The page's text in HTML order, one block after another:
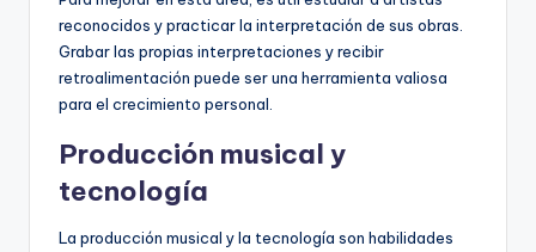
reconocidos y practicar la interpretación de sus obras.
Grabar las propias interpretaciones y recibir
retroalimentación puede ser una herramienta valiosa
para el crecimiento personal.
Producción musical y
tecnología
La producción musical y la tecnología son habilidades